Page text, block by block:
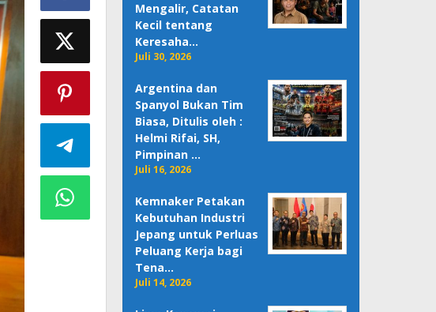
Mengalir, Catatan
Kecil tentang
Keresaha…
Juli 30, 2026
Argentina dan
Spanyol Bukan Tim
Biasa, Ditulis oleh :
Helmi Rifai, SH,
Pimpinan …
Juli 16, 2026
Kemnaker Petakan
Kebutuhan Industri
Jepang untuk Perluas
Peluang Kerja bagi
Tena…
Juli 14, 2026